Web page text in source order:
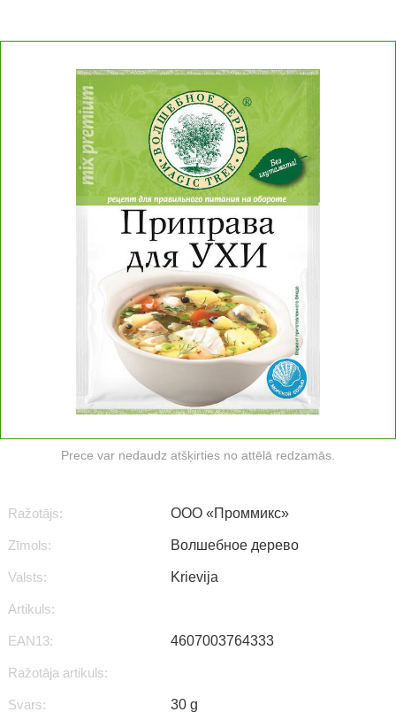
Prece var nedaudz atšķirties no attēlā redzamās.
Ražotājs: ООО «Проммикс»
Zīmols: Волшебное дерево
Valsts: Krievija
Artikuls:
EAN13: 4607003764333
Ražotāja artikuls:
Svars: 30 g